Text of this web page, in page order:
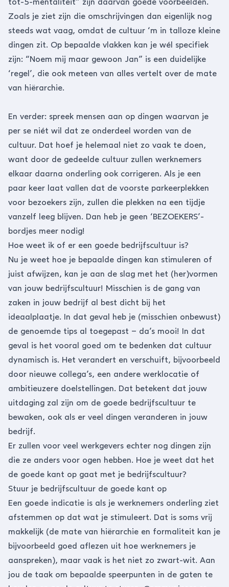
tot-5-mentaliteit” zijn daarvan goede voorbeelden.
Zoals je ziet zijn die omschrijvingen dan eigenlijk nog
steeds wat vaag, omdat de cultuur ‘m in talloze kleine
dingen zit. Op bepaalde vlakken kan je wél specifiek
zijn: “Noem mij maar gewoon Jan” is een duidelijke
‘regel’, die ook meteen van alles vertelt over de mate
van hiërarchie.
En verder: spreek mensen aan op dingen waarvan je
per se niét wil dat ze onderdeel worden van de
cultuur. Dat hoef je helemaal niet zo vaak te doen,
want door de gedeelde cultuur zullen werknemers
elkaar daarna onderling ook corrigeren. Als je een
paar keer laat vallen dat de voorste parkeerplekken
voor bezoekers zijn, zullen die plekken na een tijdje
vanzelf leeg blijven. Dan heb je geen ‘BEZOEKERS’-
bordjes meer nodig!
Hoe weet ik of er een goede bedrijfscultuur is?
Nu je weet hoe je bepaalde dingen kan stimuleren of
juist afwijzen, kan je aan de slag met het (her)vormen
van jouw bedrijfscultuur! Misschien is de gang van
zaken in jouw bedrijf al best dicht bij het
ideaalplaatje. In dat geval heb je (misschien onbewust)
de genoemde tips al toegepast – da’s mooi! In dat
geval is het vooral goed om te bedenken dat cultuur
dynamisch is. Het verandert en verschuift, bijvoorbeeld
door nieuwe collega’s, een andere werklocatie of
ambitieuzere doelstellingen. Dat betekent dat jouw
uitdaging zal zijn om de goede bedrijfscultuur te
bewaken, ook als er veel dingen veranderen in jouw
bedrijf.
Er zullen voor veel werkgevers echter nog dingen zijn
die ze anders voor ogen hebben. Hoe je weet dat het
de goede kant op gaat met je bedrijfscultuur?
Stuur je bedrijfscultuur de goede kant op
Een goede indicatie is als je werknemers onderling ziet
afstemmen op dat wat je stimuleert. Dat is soms vrij
makkelijk (de mate van hiërarchie en formaliteit kan je
bijvoorbeeld goed aflezen uit hoe werknemers je
aanspreken), maar vaak is het niet zo zwart-wit. Aan
jou de taak om bepaalde speerpunten in de gaten te